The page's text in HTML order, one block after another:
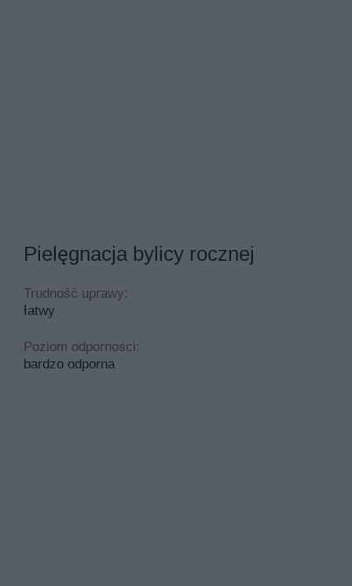
Pielęgnacja bylicy rocznej
Trudność uprawy:
łatwy
Poziom odporności:
bardzo odporna